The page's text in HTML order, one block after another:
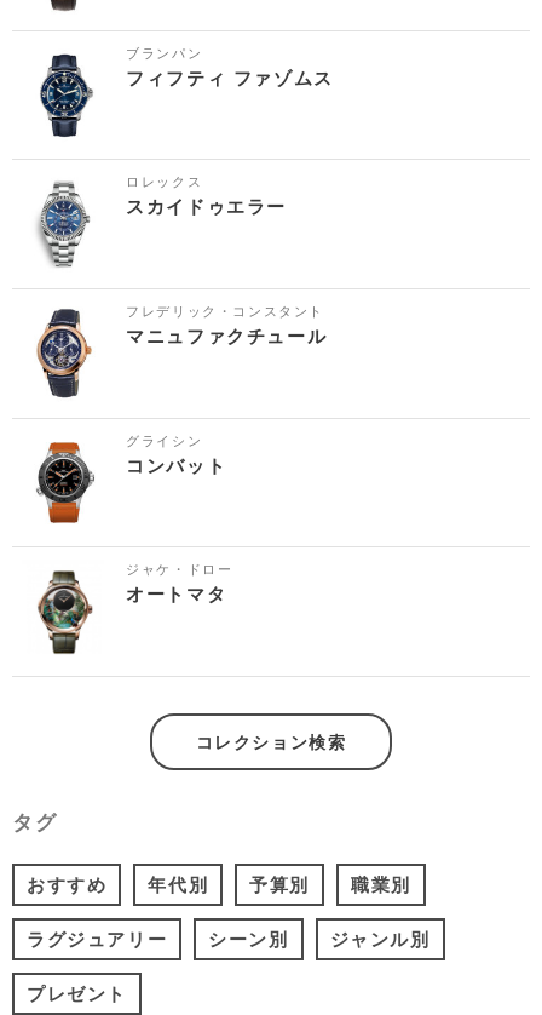
ブランパン
フィフティ ファゾムス
ロレックス
スカイドゥエラー
フレデリック・コンスタント
マニュファクチュール
グライシン
コンバット
ジャケ・ドロー
オートマタ
コレクション検索
タグ
おすすめ 年代別 予算別 職業別
ラグジュアリー シーン別 ジャンル別
プレゼント